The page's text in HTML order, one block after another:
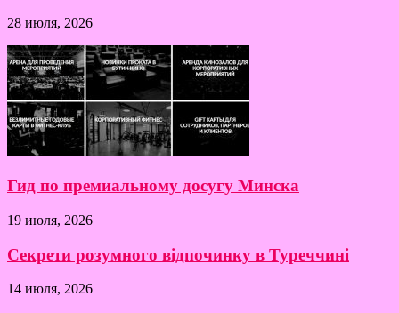
28 июля, 2026
Гид по премиальному досугу Минска
19 июля, 2026
Секрети розумного відпочинку в Туреччині
14 июля, 2026